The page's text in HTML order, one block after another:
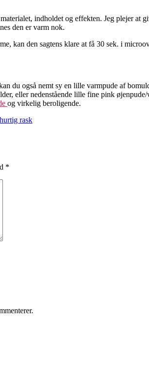
indholdet og effekten. Jeg plejer
den er varm nok.
kan den sagtens klare at få 30 sek. i
du også nemt sy en lille varmpude af
eller nedenstående lille fine pink
og virkelig beroligende.
rask
*